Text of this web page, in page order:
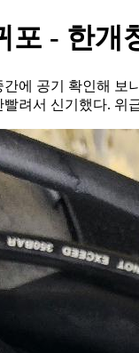
포 - 한개
에 공기 확인해 보
려서 신기했다.